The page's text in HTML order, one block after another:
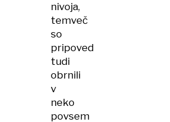
nivoja,
temveč
so
pripoved
tudi
obrnili
v
neko
povsem